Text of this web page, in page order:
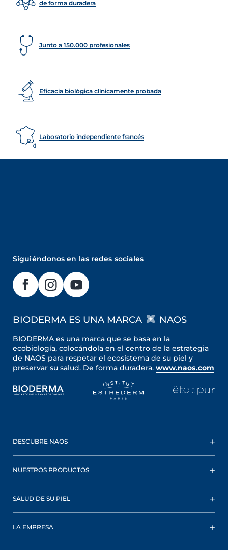
de forma duradera
Junto a 150.000 profesionales
Eficacia biológica clínicamente probada
Laboratorio independiente francés
Siguiéndonos en las redes sociales
BIODERMA ES UNA MARCA NAOS
BIODERMA es una marca que se basa en la
ecobiología, colocándola en el centro de la estrategia
de NAOS para respetar el ecosistema de su piel y
preservar su salud. De forma duradera. www.naos.com
DESCUBRE NAOS
NUESTROS PRODUCTOS
SALUD DE SU PIEL
LA EMPRESA